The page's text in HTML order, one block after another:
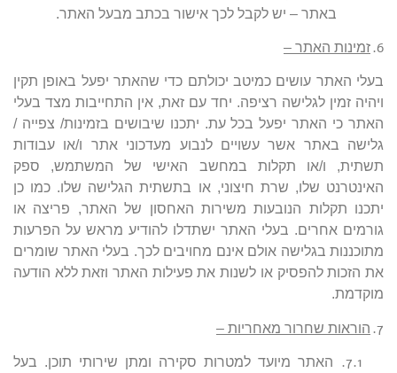
באתר – יש לקבל לכך אישור בכתב מבעל האתר.
6. זמינות האתר –
בעלי האתר עושים כמיטב יכולתם כדי שהאתר יפעל באופן תקין
ויהיה זמין לגלישה רציפה. יחד עם זאת, אין התחייבות מצד בעלי
האתר כי האתר יפעל בכל עת. יתכנו שיבושים בזמינות/ צפייה /
גלישה באתר אשר עשויים לנבוע מעדכוני אתר ו/או עבודות
תשתית, ו/או תקלות במחשב האישי של המשתמש, ספק
האינטרנט שלו, שרת חיצוני, או בתשתית הגלישה שלו. כמו כן
יתכנו תקלות הנובעות משירות האחסון של האתר, פריצה או
גורמים אחרים. בעלי האתר ישתדלו להודיע מראש על הפרעות
מתוכננות בגלישה אולם אינם מחויבים לכך. בעלי האתר שומרים
את הזכות להפסיק או לשנות את פעילות האתר וזאת ללא הודעה
מוקדמת.
7. הוראות שחרור מאחריות –
7.1. האתר מיועד למטרות סקירה ומתן שירותי תוכן. בעל